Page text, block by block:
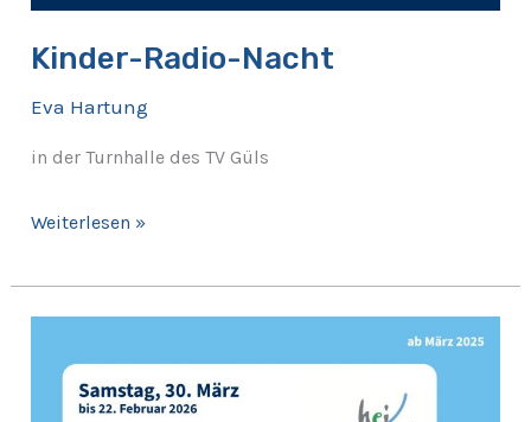
Kinder-Radio-Nacht
Eva Hartung
in der Turnhalle des TV Güls
Weiterlesen »
Ausstellung